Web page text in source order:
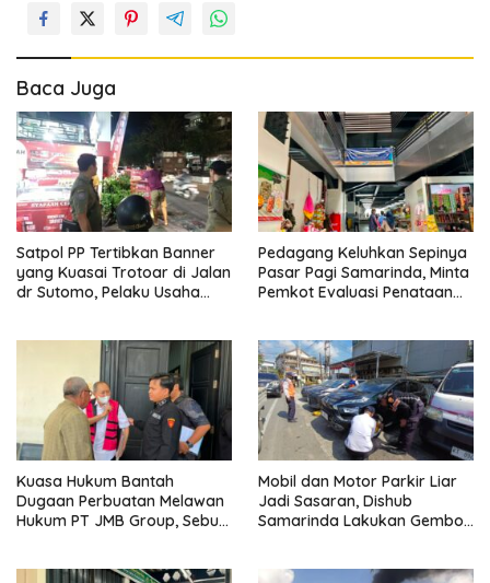
Baca Juga
Satpol PP Tertibkan Banner
yang Kuasai Trotoar di Jalan
dr Sutomo, Pelaku Usaha
Pedagang Keluhkan Sepinya
Pasar Pagi Samarinda, Minta
Pemkot Evaluasi Penataan
Kuasa Hukum Bantah
Dugaan Perbuatan Melawan
Hukum PT JMB Group, Sebut
Mobil dan Motor Parkir Liar
Jadi Sasaran, Dishub
Samarinda Lakukan Gembok